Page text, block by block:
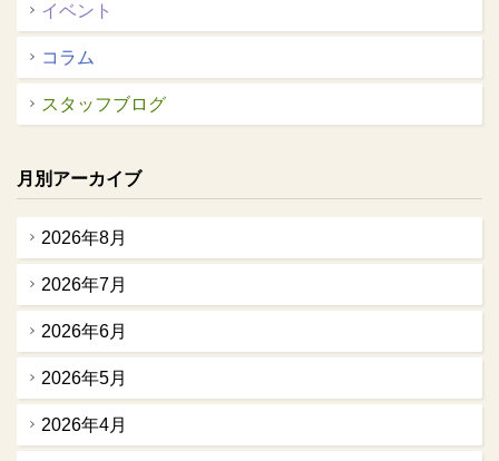
イベント
コラム
スタッフブログ
月別アーカイブ
2026年8月
2026年7月
2026年6月
2026年5月
2026年4月